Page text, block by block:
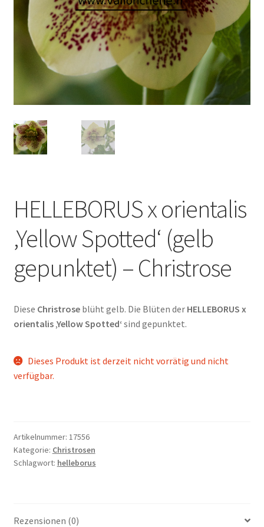
HELLEBORUS x orientalis
‚Yellow Spotted‘ (gelb
gepunktet) – Christrose
Diese Christroseblüht gelb. Die Blüten der HELLEBORUS x
orientalis ‚Yellow Spotted‘ sind gepunktet.
Dieses Produkt ist derzeit nicht vorrätig und nicht
verfügbar.
Artikelnummer: 17556
Kategorie: Christrosen
Schlagwort: helleborus
Rezensionen (0)